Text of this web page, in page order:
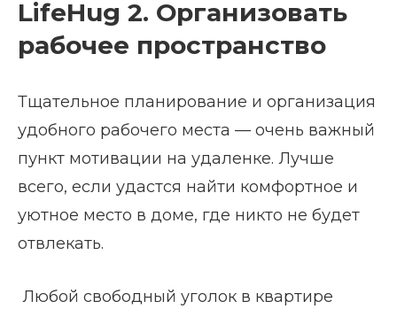
LifeHug 2. Организовать
рабочее пространство
Тщательное планирование и организация
удобного рабочего места — очень важный
пункт мотивации на удаленке. Лучше
всего, если удастся найти комфортное и
уютное место в доме, где никто не будет
отвлекать.
Любой свободный уголок в квартире